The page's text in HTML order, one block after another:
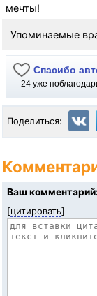
мечты!
Упоминаемые
Спасибо
24уже
Поделиться:
Ваш
[цитировать]